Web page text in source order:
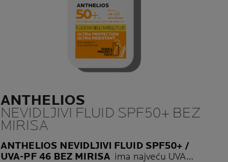
ANTHELIOS
NEVIDLJIVI FLUID SPF50+ BEZ
MIRISA
ANTHELIOS NEVIDLJIVI FLUID SPF50+ /
UVA-PF 46 BEZ MIRISA ima najveću UVA